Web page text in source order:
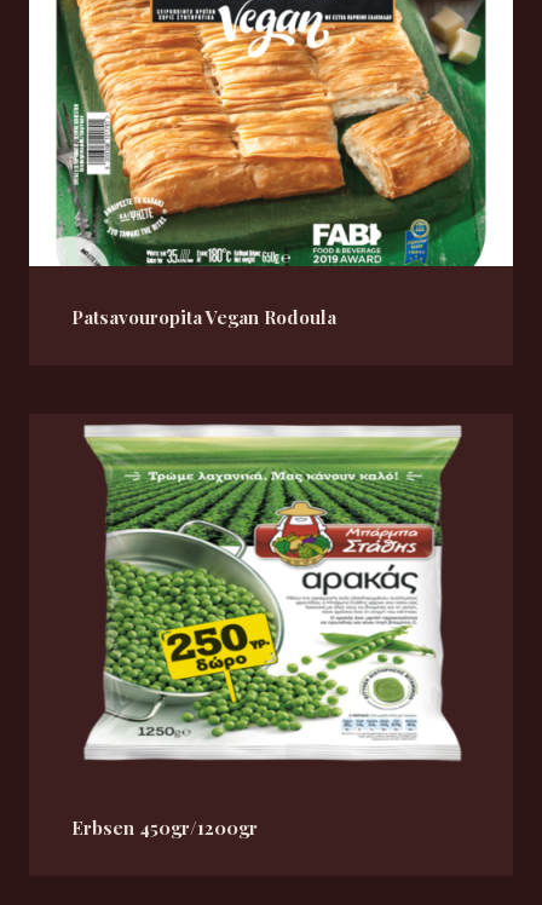
Patsavouropita Vegan Rodoula
Erbsen 450gr/1200gr